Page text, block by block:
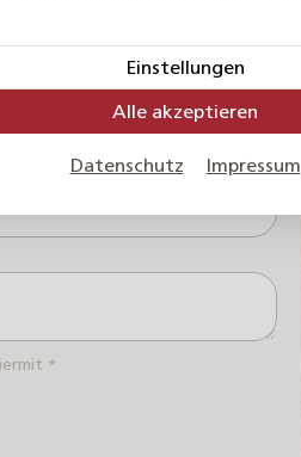
*
Einstellungen
Alle akzeptieren
Datenschutz Impressum